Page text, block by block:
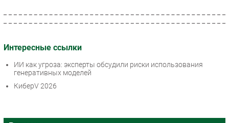
Интересные ссылки
ИИ как угроза: эксперты обсудили риски использования
генеративных моделей
КиберV 2026